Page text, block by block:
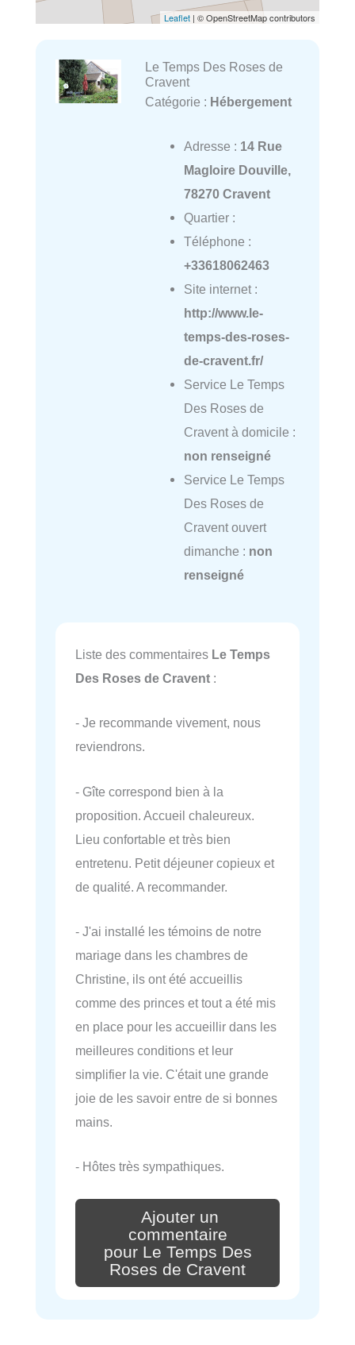
Leaflet | © OpenStreetMap contributors
Le Temps Des Roses de
Cravent
Catégorie : Hébergement
Adresse : 14 Rue
Magloire Douville,
78270 Cravent
Quartier :
Téléphone :
+33618062463
Site internet :
http://www.le-
temps-des-roses-
de-cravent.fr/
Service Le Temps
Des Roses de
Cravent à domicile :
non renseigné
Service Le Temps
Des Roses de
Cravent ouvert
dimanche : non
renseigné
Liste des commentaires Le Temps
Des Roses de Cravent :
- Je recommande vivement, nous
reviendrons.
- Gîte correspond bien à la
proposition. Accueil chaleureux.
Lieu confortable et très bien
entretenu. Petit déjeuner copieux et
de qualité. A recommander.
- J'ai installé les témoins de notre
mariage dans les chambres de
Christine, ils ont été accueillis
comme des princes et tout a été mis
en place pour les accueillir dans les
meilleures conditions et leur
simplifier la vie. C'était une grande
joie de les savoir entre de si bonnes
mains.
- Hôtes très sympathiques.
Ajouter un
commentaire
pour Le Temps Des
Roses de Cravent